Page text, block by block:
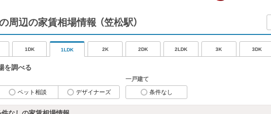
周辺の家賃相場情報 （笠松駅）
1DK 1LDK 2K 2DK 2LDK 3K 3DK
を調べる
ペット相談 デザイナーズ
一戸建て
条件なし